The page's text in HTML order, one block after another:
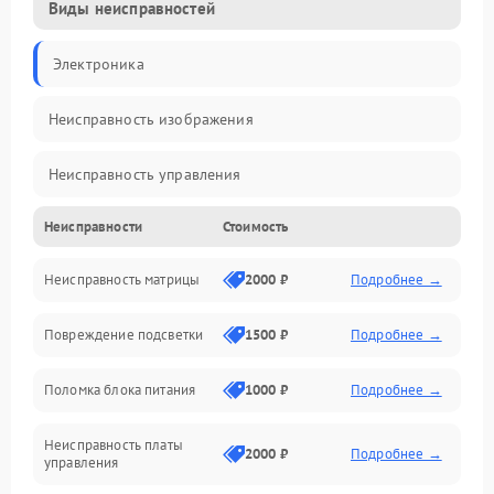
Виды неисправностей
Электроника
Неисправность изображения
Неисправность управления
Неисправность интерфейсов
Прочие неисправности
Неисправность звука
Механические повреждения
Неисправности Стоимость
Неисправность матрицы 2000 ₽ Подробнее →
Повреждение подсветки 1500 ₽ Подробнее →
Поломка блока питания 1000 ₽ Подробнее →
Неисправность платы
управления
2000 ₽ Подробнее →